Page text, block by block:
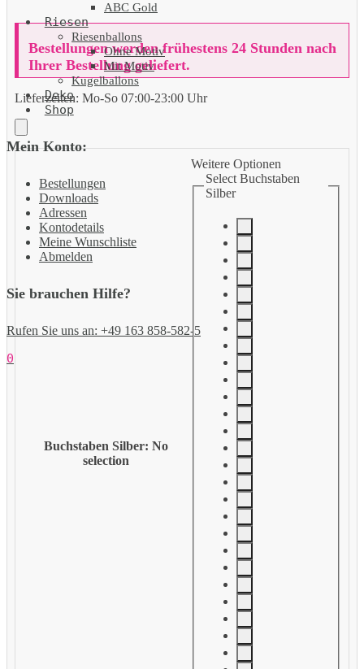
ABC Gold
Riesen
Riesenballons
Ohne Motiv
Mit Motiv
Kugelballons
Deko
Shop
Mein Konto:
Bestellungen
Downloads
Adressen
Kontodetails
Meine Wunschliste
Abmelden
Sie brauchen Hilfe?
Rufen Sie uns an: +49 163 858-582-5
0
Bestellungen werden frühestens 24 Stunden nach
Ihrer Bestellung geliefert.
Lieferzeiten: Mo-So 07:00-23:00 Uhr
Buchstaben Silber: No
selection
Weitere Optionen
Select Buchstaben
Silber